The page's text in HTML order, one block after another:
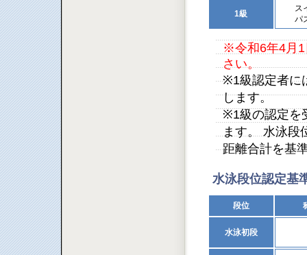
1級
ス
パ
※令和6年4月1
さい。
※1級認定者に
します。
※1級の認定を
ます。 水泳段
距離合計を基
水泳段位認定基
段位
水泳初段